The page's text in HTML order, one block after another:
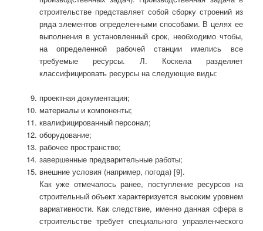
строительстве представляет собой сборку строений из
ряда элементов определенными способами. В целях ее
выполнения в установленный срок, необходимо чтобы,
на определенной рабочей станции имелись все
требуемые ресурсы. Л. Коскела разделяет
классифицировать ресурсы на следующие виды:
проектная документация;
материалы и компоненты;
квалифицированный персонал;
оборудование;
рабочее пространство;
завершенные предварительные работы;
внешние условия (например, погода) [9].
Как уже отмечалось ранее, поступление ресурсов на
строительный объект характеризуется высоким уровнем
вариативности. Как следствие, именно данная сфера в
строительстве требует специального управленческого